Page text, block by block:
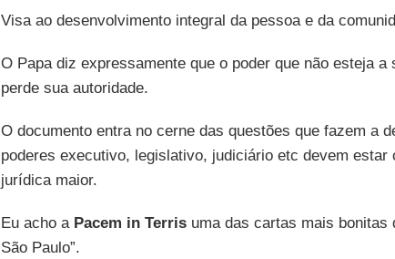
Visa ao desenvolvimento integral da pessoa e da
O Papa diz expressamente que o poder que não esteja a
perde sua autoridade.
O documento entra no cerne das questões que fazem a
poderes executivo, legislativo, judiciário etc devem estar
jurídica maior.
Eu acho a Pacem in Terrisuma das cartas mais bonitas
São Paulo”.